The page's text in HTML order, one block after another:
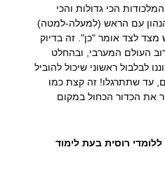
הכי גדולות והכי
עם הראש (למעלה-למטה)
מצד לצד אומר "כן". זה בדיוק
העולם המערבי, ובהחלט
לבלבול ראשוני שיכול להוביל
עד שתתרגלו! זה קצת כמו
את הכדור הכחול במקום
רוסית בעת לימוד